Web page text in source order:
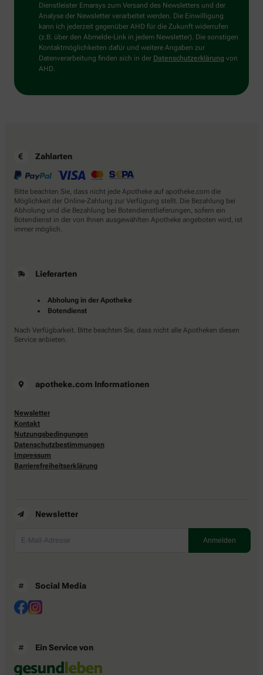
wählen
Sie
bitte
das
Auto.
Dienstleister Emarsys zum Versand des Newsletters und der
Analyse der Newsletter verarbeitet werden. Die Einwilligung
kann ich jederzeit gegenüber AHD für die Zukunft widerrufen
(z.B. über den Abmelde-Link in jedem Newsletter). Die sonstigen
Kontaktmöglichkeiten dafür und weitere Angaben zur
Datenverarbeitung finden sich in der Datenschutzerklärung von
AHD.
Zahlarten
Bitte beachten Sie, dass nicht jede Apotheke auf apotheke.com die
Möglichkeit der Online-Zahlung zur Verfügung stellt. Die Bezahlung bei
Abholung und die Bezahlung bei Botendienstlieferungen, sofern ein
Botendienst in der von Ihnen ausgewählten Apotheke angeboten wird, ist
immer möglich.
Lieferarten
Abholung in der Apotheke
Botendienst
Nach Verfügbarkeit. Bitte beachten Sie, dass nicht alle Apotheken diesen
Service anbieten.
apotheke.com Informationen
Newsletter
Kontakt
Nutzungsbedingungen
Datenschutzbestimmungen
Impressum
Barrierefreiheitserklärung
Newsletter
Social Media
Ein Service von